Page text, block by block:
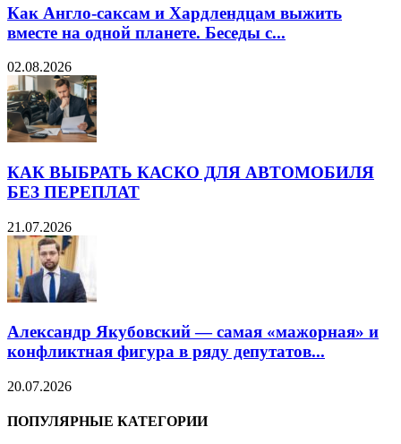
Как Англо-саксам и Хардлендцам выжить
вместе на одной планете. Беседы с...
02.08.2026
КАК ВЫБРАТЬ КАСКО ДЛЯ АВТОМОБИЛЯ
БЕЗ ПЕРЕПЛАТ
21.07.2026
Александр Якубовский — самая «мажорная» и
конфликтная фигура в ряду депутатов...
20.07.2026
ПОПУЛЯРНЫЕ КАТЕГОРИИ